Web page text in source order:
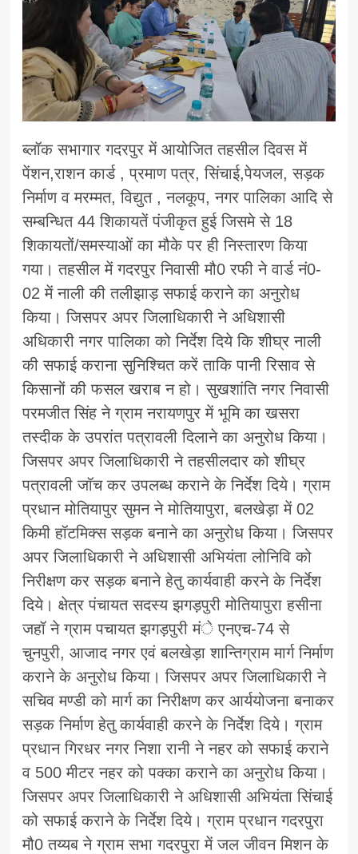
ब्लॉक सभागार गदरपुर में आयोजित तहसील दिवस में
पेंशन,राशन कार्ड , प्रमाण पत्र, सिंचाई,पेयजल, सड़क
निर्माण व मरम्मत, विद्युत , नलकूप, नगर पालिका आदि से
सम्बन्धित 44 शिकायतें पंजीकृत हुई जिसमे से 18
शिकायतों/समस्याओं का मौके पर ही निस्तारण किया
गया। तहसील में गदरपुर निवासी मौ0 रफी ने वार्ड नं0-
02 में नाली की तलीझाड़ सफाई कराने का अनुरोध
किया। जिसपर अपर जिलाधिकारी ने अधिशासी
अधिकारी नगर पालिका को निर्देश दिये कि शीघ्र नाली
की सफाई कराना सुनिश्चित करें ताकि पानी रिसाव से
किसानों की फसल खराब न हो। सुखशांति नगर निवासी
परमजीत सिंह ने ग्राम नरायणपुर में भूमि का खसरा
तस्दीक के उपरांत पत्रावली दिलाने का अनुरोध किया।
जिसपर अपर जिलाधिकारी ने तहसीलदार को शीघ्र
पत्रावली जॉच कर उपलब्ध कराने के निर्देश दिये। ग्राम
प्रधान मोतियापुर सुमन ने मोतियापुरा, बलखेड़ा में 02
किमी हॉटमिक्स सड़क बनाने का अनुरोध किया। जिसपर
अपर जिलाधिकारी ने अधिशासी अभियंता लोनिवि को
निरीक्षण कर सड़क बनाने हेतु कार्यवाही करने के निर्देश
दिये। क्षेत्र पंचायत सदस्य झगड़पुरी मोतियापुरा हसीना
जहॉ ने ग्राम पचायत झगड़पुरी मंे एनएच-74 से
चुनपुरी, आजाद नगर एवं बलखेड़ा शान्तिग्राम मार्ग निर्माण
कराने के अनुरोध किया। जिसपर अपर जिलाधिकारी ने
सचिव मण्डी को मार्ग का निरीक्षण कर आर्ययोजना बनाकर
सड़क निर्माण हेतु कार्यवाही करने के निर्देश दिये। ग्राम
प्रधान गिरधर नगर निशा रानी ने नहर को सफाई कराने
व 500 मीटर नहर को पक्का कराने का अनुरोध किया।
जिसपर अपर जिलाधिकारी ने अधिशासी अभियंता सिंचाई
को सफाई कराने के निर्देश दिये। ग्राम प्रधान गदरपुरा
मौ0 तय्यब ने ग्राम सभा गदरपुरा में जल जीवन मिशन के